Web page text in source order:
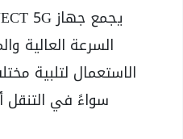
السرعة العالية
الاستعمال لتلبية
سواءً في التنقل